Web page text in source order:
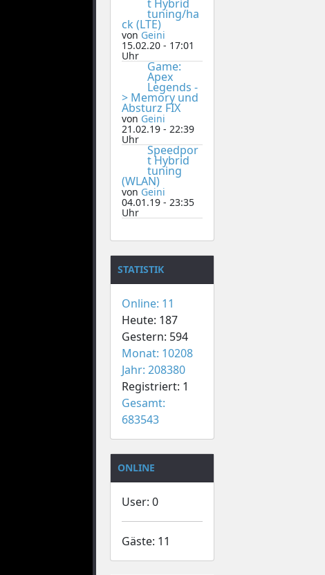
t Hybrid
tuning/ha
ck (LTE)
von Geini
15.02.20 - 17:01
Uhr
Game:
Apex
Legends -
> Memory und
Absturz FIX
von Geini
21.02.19 - 22:39
Uhr
Speedpor
t Hybrid
tuning
(WLAN)
von Geini
04.01.19 - 23:35
Uhr
STATISTIK
Online: 11
Heute: 187
Gestern: 594
Monat: 10208
Jahr: 208380
Registriert: 1
Gesamt:
683543
ONLINE
User: 0
Gäste: 11